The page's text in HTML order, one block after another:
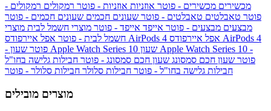
מכשירים מכשירים - פוטר אוזניות אוזניות - פוטר רמקולים רמקולים -
פוטר טאבלטים טאבלטים - פוטר שעונים חכמים שעונים חכמים - פוטר
מבצעים מבצעים - פוטר אייפד אייפד - פוטר מוצרי חשמל לבית מוצרי
חשמל לבית - פוטר אפל איירפודס AirPods 4 אפל איירפודס AirPods 4
- פוטר שעון Apple Watch Series 10 שעון Apple Watch Series 10 -
פוטר שעון חכם סמסונג שעון חכם סמסונג - פוטר חבילות גלישה בחו"ל
חבילות גלישה בחו"ל - פוטר חבילות סלולר חבילות סלולר - פוטר
מוצרים מובילים